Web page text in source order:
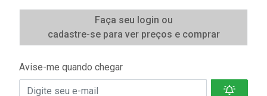
Faça seu login ou
cadastre-se para ver preços e comprar
Avise-me quando chegar